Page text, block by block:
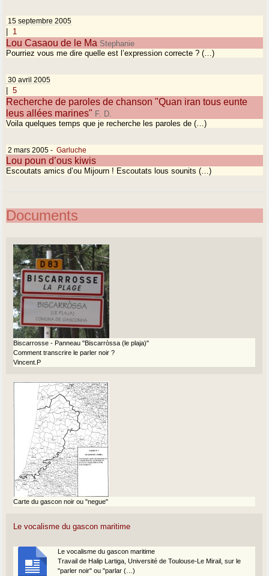
15 septembre 2005
| 1
Lou Casaou de le Ma Stephanie
Pourriez vous me dire quelle est l’expression correcte ? (…)
30 avril 2005
5
Recherche de paroles de chanson "Quan iran tous eunte
leus allées marines" F. D.
Voila quelques temps que je recherche les paroles de (…)
2 mars 2005 - Garluche
Lou poun d’ous kiwis
Escoutats amics d’ou Mijourn ! Escoutats lous sounits (…)
Documents
Biscarrosse - Panneau "Biscarròssa (le plaja)"
Comment transcrire le parler noir ?
Vincent.P
Carte du gascon noir ou "negue"
Le vocalisme du gascon maritime
Le vocalisme du gascon maritime
Travail de Halip Lartiga, Université de Toulouse-Le Mirail, sur le
"parler noir" ou "parlar (…)